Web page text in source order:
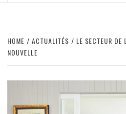
HOME ACTUALITÉS
LE SECTEUR DE
NOUVELLE